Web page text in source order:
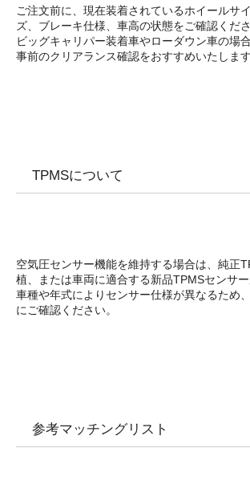
ご注文前に、現在装着されているホイールサ
ズ、ブレーキ仕様、車高の状態をご確認くださ
ビッグキャリパー装着車やローダウン車の場
事前のクリアランス確認をおすすめいたします
TPMSについて
空気圧センサー機能を維持する場合は、純正
植、または車両に適合する新品TPMSセンサー
車種や年式によりセンサー仕様が異なるため
にご確認ください。
参考マッチングリスト